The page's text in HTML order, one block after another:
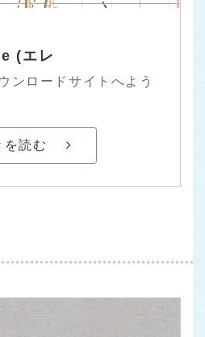
(エレ
ンロードサイトへよう
を読む